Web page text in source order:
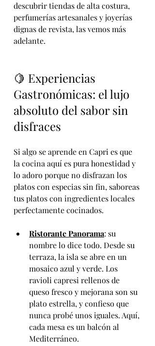
descubrir tiendas de alta costura,
perfumerías artesanales y joyerías
dignas de revista, las vemos más
adelante.
🍋 Experiencias
Gastronómicas: el lujo
absoluto del sabor sin
disfraces
Si algo se aprende en Capri es que
la cocina aquí es pura honestidad y
lo adoro porque no disfrazan los
platos con especias sin fin, saboreas
tus platos con ingredientes locales
perfectamente cocinados.
Ristorante Panorama: su
nombre lo dice todo. Desde su
terraza, la isla se abre en un
mosaico azul y verde. Los
ravioli capresi rellenos de
queso fresco y mejorana son su
plato estrella, y confieso que
nunca probé unos iguales. Aquí,
cada mesa es un balcón al
Mediterráneo.